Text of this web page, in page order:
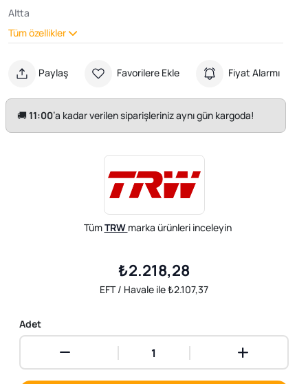
Altta
Tüm özellikler
Paylaş Favorilere Ekle Fiyat Alarmı
🚚11:00’a kadar verilen siparişleriniz aynı gün kargoda!
TümTRW marka ürünleri inceleyin
₺2.218,28
EFT / Havale ile ₺2.107,37
Adet